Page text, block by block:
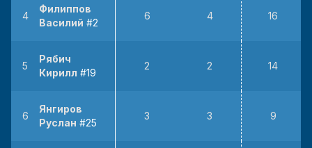
4
Филиппов
Василий #2
6 4 16
5
Рябич
Кирилл #19
2 2 14
6
Янгиров
Руслан #25
3 3 9